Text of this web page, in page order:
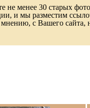
не менее 30 старых
и мы разместим
с Вашего сайта,